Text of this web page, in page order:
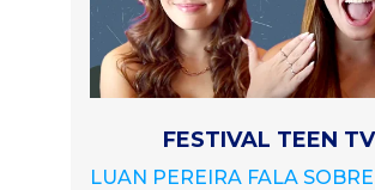
FESTIVAL TEEN TV
LUAN PEREIRA FALA